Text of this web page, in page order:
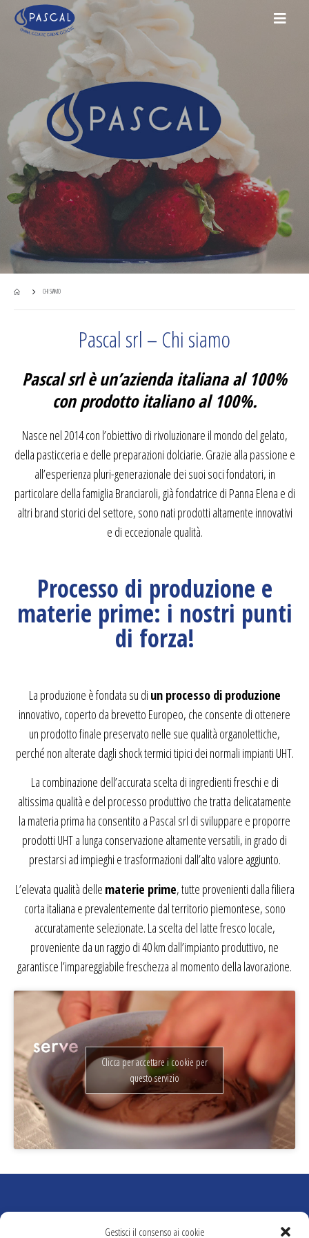
Gestisci il consenso ai cookie
CHI SIAMO
Pascal srl – Chi siamo
Pascal srl è un’azienda italiana al 100%
con prodotto italiano al 100%.
Nasce nel 2014 con l’obiettivo di rivoluzionare il mondo del gelato,
della pasticceria e delle preparazioni dolciarie. Grazie alla passione e
all’esperienza pluri-generazionale dei suoi soci fondatori, in
particolare della famiglia Branciaroli, già fondatrice di Panna Elena e di
altri brand storici del settore, sono nati prodotti altamente innovativi
e di eccezionale qualità.
Processo di produzione e
materie prime: i nostri punti
di forza!
La produzione è fondata su di un processo di produzione
innovativo, coperto da brevetto Europeo, che consente di ottenere
un prodotto finale preservato nelle sue qualità organolettiche,
perché non alterate dagli shock termici tipici dei normali impianti UHT.
La combinazione dell’accurata scelta di ingredienti freschi e di
altissima qualità e del processo produttivo che tratta delicatamente
la materia prima ha consentito a Pascal srl di sviluppare e proporre
prodotti UHT a lunga conservazione altamente versatili, in grado di
prestarsi ad impieghi e trasformazioni dall’alto valore aggiunto.
L’elevata qualità delle materie prime, tutte provenienti dalla filiera
corta italiana e prevalentemente dal territorio piemontese, sono
accuratamente selezionate. La scelta del latte fresco locale,
proveniente da un raggio di 40 km dall’impianto produttivo, ne
garantisce l’impareggiabile freschezza al momento della lavorazione.
Clicca per accettare i cookie per
questo servizio